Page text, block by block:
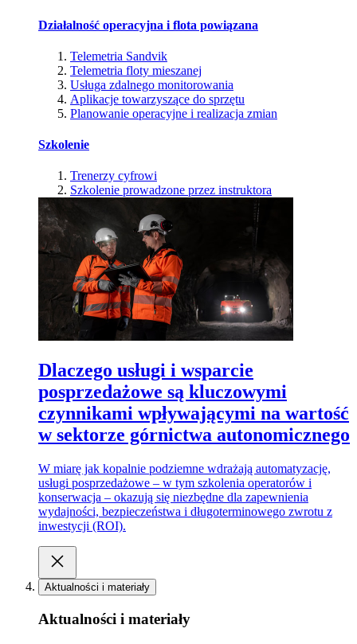
Działalność operacyjna i flota powiązana
Telemetria Sandvik
Telemetria floty mieszanej
Usługa zdalnego monitorowania
Aplikacje towarzyszące do sprzętu
Planowanie operacyjne i realizacja zmian
Szkolenie
Trenerzy cyfrowi
Szkolenie prowadzone przez instruktora
Dlaczego usługi i wsparcie
posprzedażowe są kluczowymi
czynnikami wpływającymi na wartość
w sektorze górnictwa autonomicznego
W miarę jak kopalnie podziemne wdrażają automatyzację,
usługi posprzedażowe – w tym szkolenia operatorów i
konserwacja – okazują się niezbędne dla zapewnienia
wydajności, bezpieczeństwa i długoterminowego zwrotu z
inwestycji (ROI).
Aktualności i materiały
Aktualności i materiały